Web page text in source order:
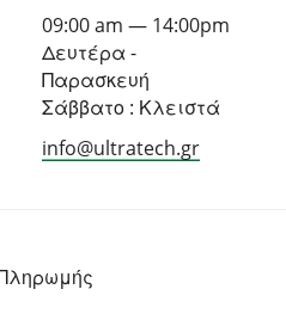
09:00 am — 14:00pm
Δευτέρα -
Παρασκευή
Σάββατο : Κλειστά
info@ultratech.gr